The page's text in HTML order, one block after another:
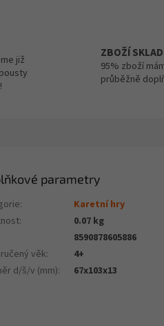
již
ZBOŽÍ
95% zboží
průběžně
parametry
:
Karetní hry
:
0.07 kg
8590878605886
věk:
4+
d/š/v (mm): 67x103x13